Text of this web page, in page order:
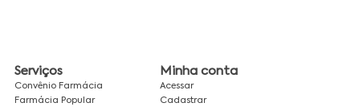
Serviços
Convênio Farmácia
Farmácia Popular
Minha conta
Acessar
Cadastrar